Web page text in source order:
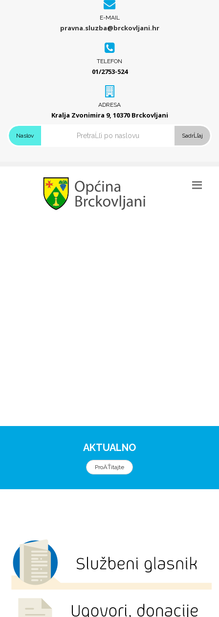
E-MAIL
pravna.sluzba@brckovljani.hr
TELEFON
01/2753-524
ADRESA
Kralja Zvonimira 9, 10370 Brckovljani
Naslov SadrĹľaj
AKTUALNO
ProÄŤitajte